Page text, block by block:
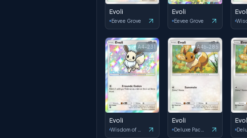
Evoli
Eevee Grove
Evoli
Eevee Grove
A4-231
Evoli
A4b-285
Evoli